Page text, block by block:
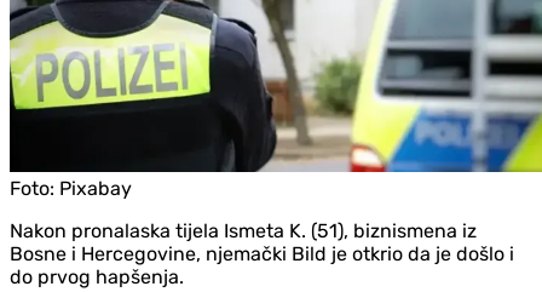
Foto: Pixabay
Nakon pronalaska tijela Ismeta K. (51), biznismena iz
Bosne i Hercegovine, njemački Bild je otkrio da je došlo i
do prvog hapšenja.